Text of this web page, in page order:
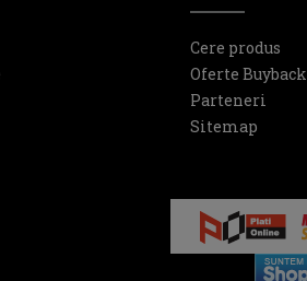
Cere produs
Oferte Buyback
Parteneri
Sitemap